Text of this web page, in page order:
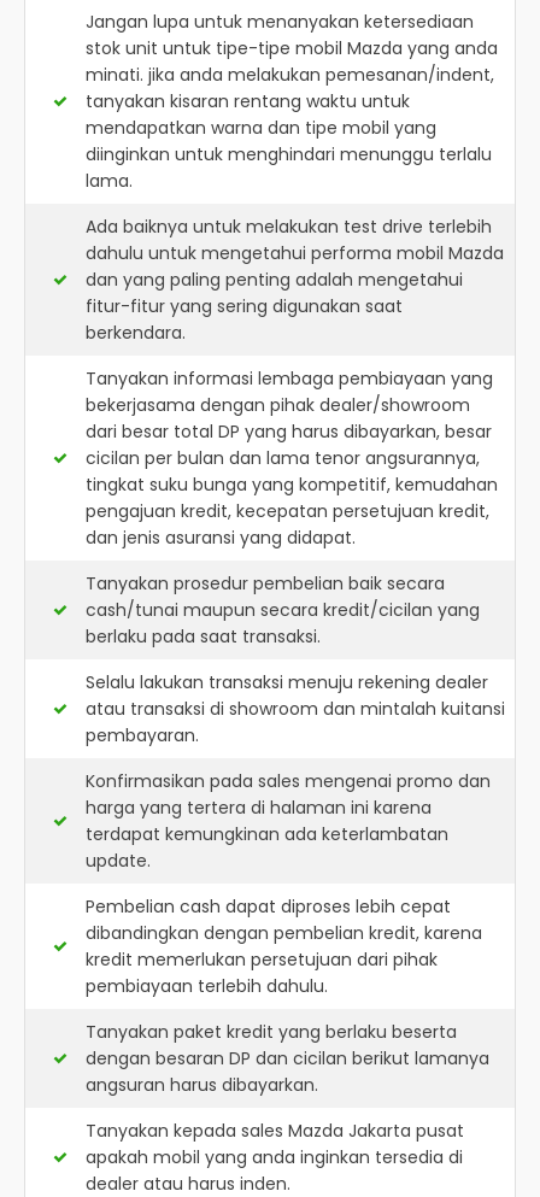
Jangan lupa untuk menanyakan ketersediaan
stok unit untuk tipe-tipe mobil Mazda yang anda
minati. jika anda melakukan pemesanan/indent,
tanyakan kisaran rentang waktu untuk
mendapatkan warna dan tipe mobil yang
diinginkan untuk menghindari menunggu terlalu
lama.
Ada baiknya untuk melakukan test drive terlebih
dahulu untuk mengetahui performa mobil Mazda
dan yang paling penting adalah mengetahui
fitur-fitur yang sering digunakan saat
berkendara.
Tanyakan informasi lembaga pembiayaan yang
bekerjasama dengan pihak dealer/showroom
dari besar total DP yang harus dibayarkan, besar
cicilan per bulan dan lama tenor angsurannya,
tingkat suku bunga yang kompetitif, kemudahan
pengajuan kredit, kecepatan persetujuan kredit,
dan jenis asuransi yang didapat.
Tanyakan prosedur pembelian baik secara
cash/tunai maupun secara kredit/cicilan yang
berlaku pada saat transaksi.
Selalu lakukan transaksi menuju rekening dealer
atau transaksi di showroom dan mintalah kuitansi
pembayaran.
Konfirmasikan pada sales mengenai promo dan
harga yang tertera di halaman ini karena
terdapat kemungkinan ada keterlambatan
update.
Pembelian cash dapat diproses lebih cepat
dibandingkan dengan pembelian kredit, karena
kredit memerlukan persetujuan dari pihak
pembiayaan terlebih dahulu.
Tanyakan paket kredit yang berlaku beserta
dengan besaran DP dan cicilan berikut lamanya
angsuran harus dibayarkan.
Tanyakan kepada sales Mazda Jakarta pusat
apakah mobil yang anda inginkan tersedia di
dealer atau harus inden.